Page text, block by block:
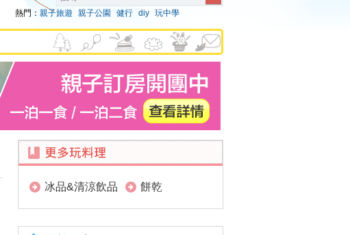
熱門： 親子旅遊 親子公園 健行 diy 玩中學
冰品&清涼飲品 餅乾